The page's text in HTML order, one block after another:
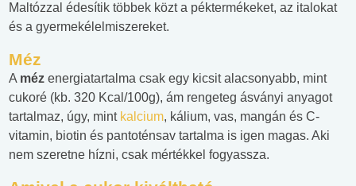
Maltózzal édesítik többek közt a péktermékeket, az italokat
és a gyermekélelmiszereket.
Méz
A méz energiatartalma csak egy kicsit alacsonyabb, mint
cukoré (kb. 320 Kcal/100g), ám rengeteg ásványi anyagot
tartalmaz, úgy, mint kalcium, kálium, vas, mangán és C-
vitamin, biotin és pantoténsav tartalma is igen magas. Aki
nem szeretne hízni, csak mértékkel fogyassza.